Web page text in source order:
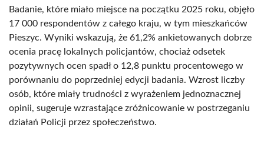
Badanie, które miało miejsce na początku 2025 roku, objęło
17 000 respondentów z całego kraju, w tym mieszkańców
Pieszyc. Wyniki wskazują, że 61,2% ankietowanych dobrze
ocenia pracę lokalnych policjantów, chociaż odsetek
pozytywnych ocen spadł o 12,8 punktu procentowego w
porównaniu do poprzedniej edycji badania. Wzrost liczby
osób, które miały trudności z wyrażeniem jednoznacznej
opinii, sugeruje wzrastające zróżnicowanie w postrzeganiu
działań Policji przez społeczeństwo.